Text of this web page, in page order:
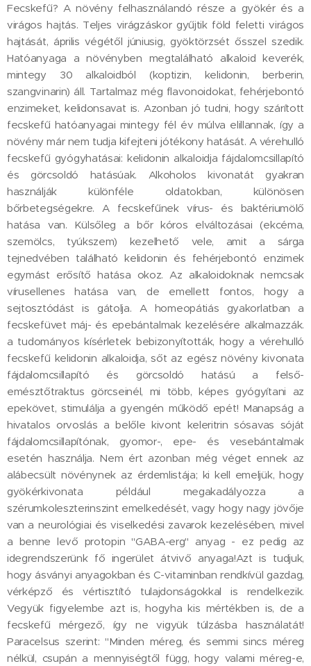
Fecskefű? A növény felhasználandó része a gyökér és a
virágos hajtás. Teljes virágzáskor gyűjtik föld feletti virágos
hajtását, április végétől júniusig, gyöktörzsét ősszel szedik.
Hatóanyaga a növényben megtalálható alkaloid keverék,
mintegy 30 alkaloidból (koptizin, kelidonin, berberin,
szangvinarin) áll. Tartalmaz még flavonoidokat, fehérjebontó
enzimeket, kelidonsavat is. Azonban jó tudni, hogy szárított
fecskefű hatóanyagai mintegy fél év múlva elillannak, így a
növény már nem tudja kifejteni jótékony hatását. A vérehulló
fecskefű gyógyhatásai: kelidonin alkaloidja fájdalomcsillapító
és görcsoldó hatásúak. Alkoholos kivonatát gyakran
használják különféle oldatokban, különösen
bőrbetegségekre. A fecskefűnek vírus- és baktériumölő
hatása van. Külsőleg a bőr kóros elváltozásai (ekcéma,
szemölcs, tyúkszem) kezelhető vele, amit a sárga
tejnedvében található kelidonin és fehérjebontó enzimek
egymást erősítő hatása okoz. Az alkaloidoknak nemcsak
vírusellenes hatása van, de emellett fontos, hogy a
sejtosztódást is gátolja. A homeopátiás gyakorlatban a
fecskefüvet máj- és epebántalmak kezelésére alkalmazzák.
a tudományos kísérletek bebizonyították, hogy a vérehulló
fecskefű kelidonin alkaloidja, sőt az egész növény kivonata
fájdalomcsillapító és görcsoldó hatású a felső-
emésztőtraktus görcseinél, mi több, képes gyógyítani az
epekövet, stimulálja a gyengén működő epét! Manapság a
hivatalos orvoslás a belőle kivont keleritrin sósavas sóját
fájdalomcsillapítónak, gyomor-, epe- és vesebántalmak
esetén használja. Nem ért azonban még véget ennek az
alábecsült növénynek az érdemlistája; ki kell emeljük, hogy
gyökérkivonata például megakadályozza a
szérumkoleszterinszint emelkedését, vagy hogy nagy jövője
van a neurológiai és viselkedési zavarok kezelésében, mivel
a benne levő protopin "GABA-erg" anyag - ez pedig az
idegrendszerünk fő ingerület átvivő anyaga!Azt is tudjuk,
hogy ásványi anyagokban és C-vitaminban rendkívül gazdag,
vérképző és vértisztító tulajdonságokkal is rendelkezik.
Vegyük figyelembe azt is, hogyha kis mértékben is, de a
fecskefű mérgező, így ne vigyük túlzásba használatát!
Paracelsus szerint: "Minden méreg, és semmi sincs méreg
nélkül, csupán a mennyiségtől függ, hogy valami méreg-e,